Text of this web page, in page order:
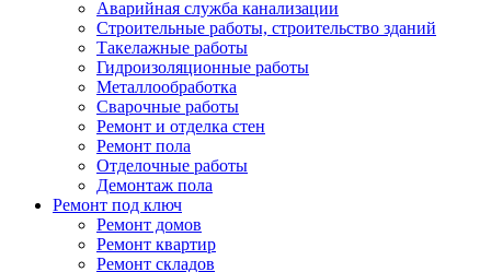
Аварийная служба канализации
Строительные работы, строительство зданий
Такелажные работы
Гидроизоляционные работы
Металлообработка
Сварочные работы
Ремонт и отделка стен
Ремонт пола
Отделочные работы
Демонтаж пола
Ремонт под ключ
Ремонт домов
Ремонт квартир
Ремонт складов